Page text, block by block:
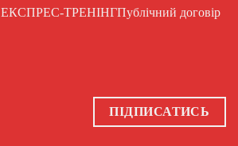
ЕКСПРЕС-ТРЕНІНГПублічний договір
ПІДПИСАТИСЬ